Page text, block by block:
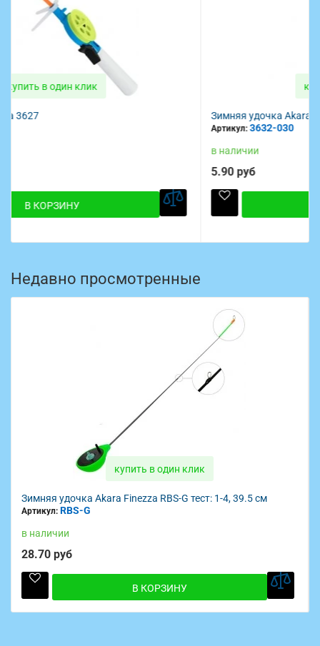
купить в один клик
Зимняя удочка Akara 3632
В КОРЗИНУ
Недавно просмотренные
купить в один клик
Зимняя удочка Akara Finezza RBS-G тест: 1-4, 39.5 см
Артикул: RBS-G
в наличии
28.70 руб
В КОРЗИНУ